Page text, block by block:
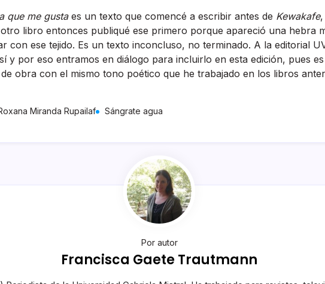
que me gustaes un texto que comencé a escribir antes de Kewakafe
libro entonces publiqué ese primero porque apareció una hebra
con ese tejido. Es un texto inconcluso, no terminado. A la editorial
y por eso entramos en diálogo para incluirlo en esta edición, pues
obra con el mismo tono poético que he trabajado en los libros
Miranda Rupailaf Sángrate agua
Por autor
Francisca Gaete Trautmann